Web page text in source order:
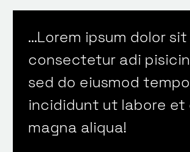
…Lorem ipsum dolor
consectetur adi
sed do eiusmod
incididunt ut labore et
magna aliqua!